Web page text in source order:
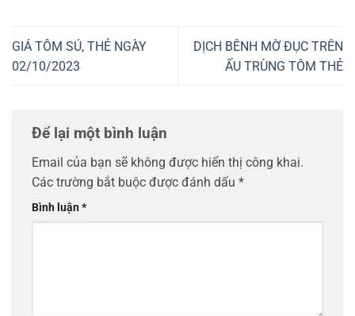
GIÁ TÔM SÚ, THẺ NGÀY
02/10/2023
DỊCH BÊNH MỜ ĐỤC TRÊN
ẤU TRÙNG TÔM THẺ
Để lại một bình luận
Email của bạn sẽ không được hiển thị công khai.
Các trường bắt buộc được đánh dấu *
Bình luận*